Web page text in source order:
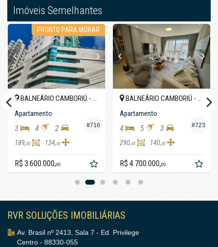
Elevador
Entrada para Banhistas
Imóveis Semelhantes
PRONTO PARA MORAR
#716
BALNEÁRIO CAMBORIÚ -
Apartamento
3 4 2
189,00 134,00
R$ 3.600.000,00
#723
BALNEÁRIO CAMBORIÚ -
Apartamento
4 5 3
290,00 140,00
R$ 4.700.000,00
RVR SOLUÇÕES IMOBILIÁRIAS
Av. Brasil nº 2413, Sala 7 - Ed. Privilege
Centro - 88330-055